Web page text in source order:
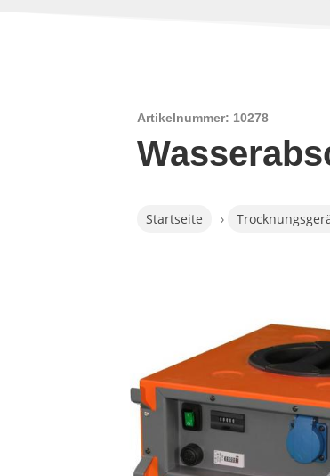
Artikelnummer: 10278
Startseite ›